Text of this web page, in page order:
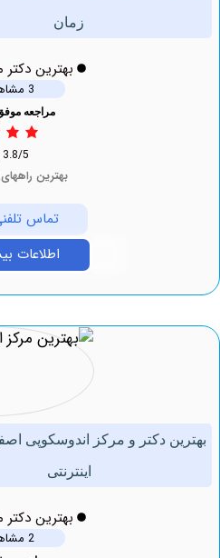
بهترین دکتر
مراجعه موفق بیماران 2709
بهترین راههای ارتباطی
تماس تلفنی
اطلاعات بیشتر و
دکتر و مرکز اندوسکوپی اصفهان +
بهترین دکتر